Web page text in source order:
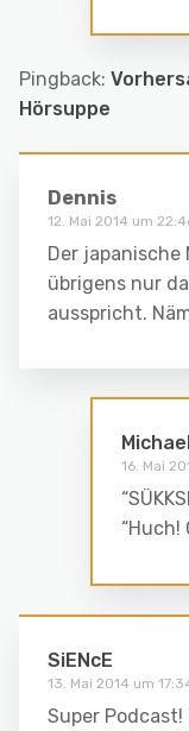
Pingback:
Hörsuppe
Dennis
12. Mai 2014 um
Der japanische
übrigens nur
ausspricht.
16. Mai
“Huch!
SiENcE
13. Mai 2014 um
Super